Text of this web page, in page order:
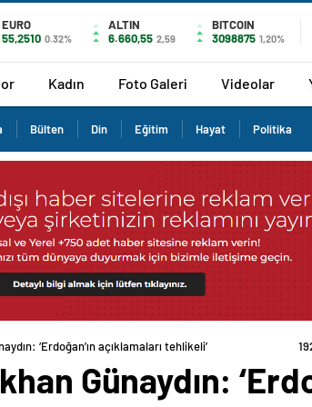
EURO
55,2510 0.32%
ALTIN
6.660,55 2,59
BITCOIN
3098875 1,20%
Kadın Foto Galeri Videolar
Bülten Din Eğitim Hayat Politika
‘Erdoğan’ın açıklamaları tehlikeli’
Günaydın: